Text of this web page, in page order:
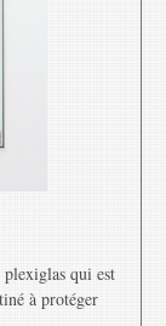
qui est
à protéger